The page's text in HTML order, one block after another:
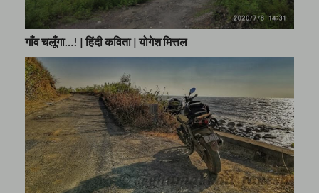
गाँव चलूँगा…! | हिंदी कविता | योगेश मित्तल